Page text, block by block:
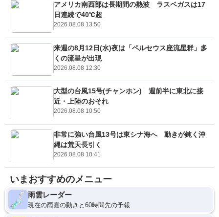
アメリカ南西部は長期間の熱波 ラスベガスは17
日連続で40℃超
2026.08.08 13:50
来週の8月12日(水)夜は「ペルセウス座流星群」多
くの流星が出現
2026.08.08 12:30
大型の台風15号(チャンホン) 週前半に東北に接
近・上陸のおそれ
2026.08.08 10:50
非常に強い台風13号は東シナ海へ 動きが鈍く沖
縄は荒天長引く
2026.08.08 10:41
いまおすすめのメニュー
雨雲レーダー
現在の雨雲の動きと60時間先の予報